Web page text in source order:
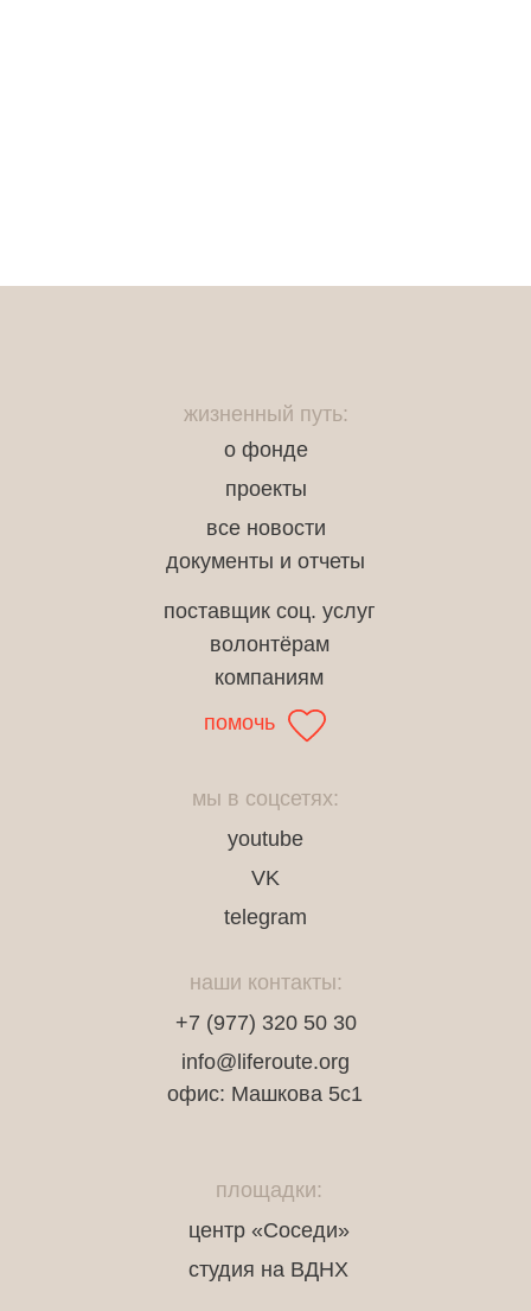
жизненный путь:
о фонде
проекты
все новости
волонтёрам
компаниям
помочь
документы и отчеты
наши контакты:
+7 (977) 320 50 30
info@liferoute.org
поставщик соц. услуг
площадки:
мы в соцсетях:
youtube
VK
telegram
центр «Соседи»
студия на ВДНХ
офис: Машкова 5с1